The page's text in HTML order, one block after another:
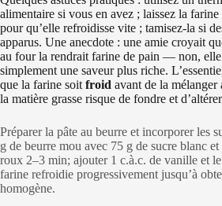
alimentaire si vous en avez ; laissez la
pour qu’elle refroidisse vite ; tamisez-la si
apparus. Une anecdote : une amie croyait
au four la rendrait farine de pain — non,
simplement une saveur plus riche.
que la farine soit froid avant de la mélanger
la matière grasse risque de fondre et
Préparer la pâte au beurre et incorporer les
g de beurre mou avec 75 g de sucre blanc
roux 2–3 min; ajouter 1 c.à.c. de vanille et
farine refroidie progressivement jusqu’à
homogène.